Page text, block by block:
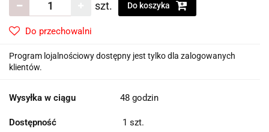
szt. Do koszyka
Do przechowalni
Program lojalnościowy dostępny jest tylko dla zalogowanych
klientów.
Wysyłka w ciągu 48 godzin
Dostępność 1 szt.